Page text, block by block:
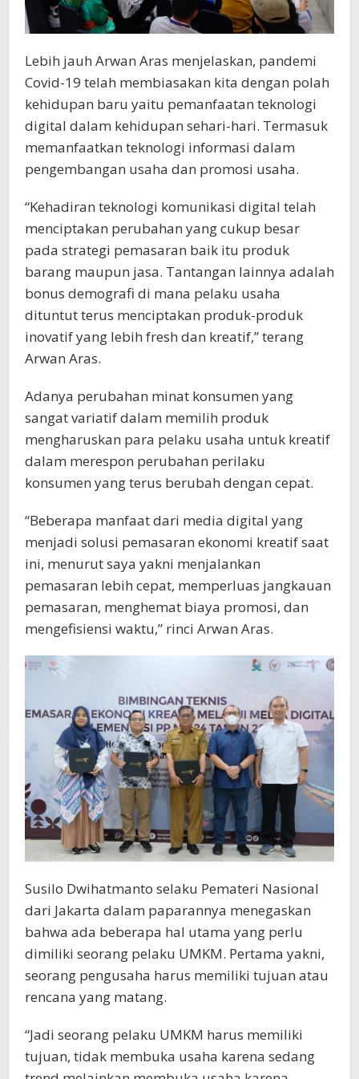
Lebih jauh Arwan Aras menjelaskan, pandemi
Covid-19 telah membiasakan kita dengan polah
kehidupan baru yaitu pemanfaatan teknologi
digital dalam kehidupan sehari-hari. Termasuk
memanfaatkan teknologi informasi dalam
pengembangan usaha dan promosi usaha.
“Kehadiran teknologi komunikasi digital telah
menciptakan perubahan yang cukup besar
pada strategi pemasaran baik itu produk
barang maupun jasa. Tantangan lainnya adalah
bonus demografi di mana pelaku usaha
dituntut terus menciptakan produk-produk
inovatif yang lebih fresh dan kreatif,” terang
Arwan Aras.
Adanya perubahan minat konsumen yang
sangat variatif dalam memilih produk
mengharuskan para pelaku usaha untuk kreatif
dalam merespon perubahan perilaku
konsumen yang terus berubah dengan cepat.
“Beberapa manfaat dari media digital yang
menjadi solusi pemasaran ekonomi kreatif saat
ini, menurut saya yakni menjalankan
pemasaran lebih cepat, memperluas jangkauan
pemasaran, menghemat biaya promosi, dan
mengefisiensi waktu,” rinci Arwan Aras.
Susilo Dwihatmanto selaku Pemateri Nasional
dari Jakarta dalam paparannya menegaskan
bahwa ada beberapa hal utama yang perlu
dimiliki seorang pelaku UMKM. Pertama yakni,
seorang pengusaha harus memiliki tujuan atau
rencana yang matang.
“Jadi seorang pelaku UMKM harus memiliki
tujuan, tidak membuka usaha karena sedang